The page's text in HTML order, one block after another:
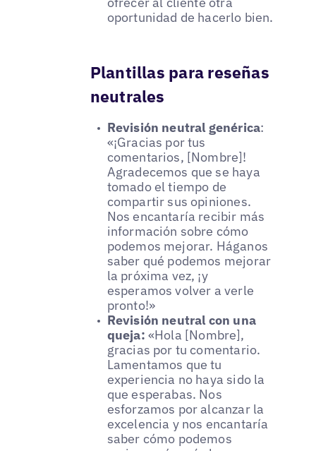
oportunidad de hacerlo bien.
Plantillas para reseñas
neutrales
Revisión neutral genérica:
«¡Gracias por tus
comentarios, [Nombre]!
Agradecemos que se haya
tomado el tiempo de
compartir sus opiniones.
Nos encantaría recibir más
información sobre cómo
podemos mejorar. Háganos
saber qué podemos mejorar
la próxima vez, ¡y
esperamos volver a verle
pronto!»
Revisión neutral con una
queja: «Hola [Nombre],
gracias por tu comentario.
Lamentamos que tu
experiencia no haya sido la
que esperabas. Nos
esforzamos por alcanzar la
excelencia y nos encantaría
saber cómo podemos